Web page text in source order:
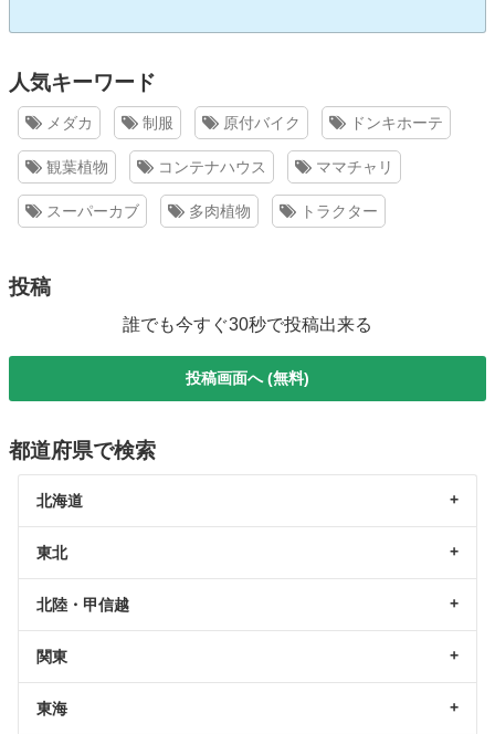
人気キーワード
メダカ 制服 原付バイク ドンキホーテ
観葉植物 コンテナハウス ママチャリ
スーパーカブ 多肉植物 トラクター
投稿
誰でも今すぐ30秒で投稿出来る
投稿画面へ (無料)
都道府県で検索
北海道
東北
北陸・甲信越
関東
東海